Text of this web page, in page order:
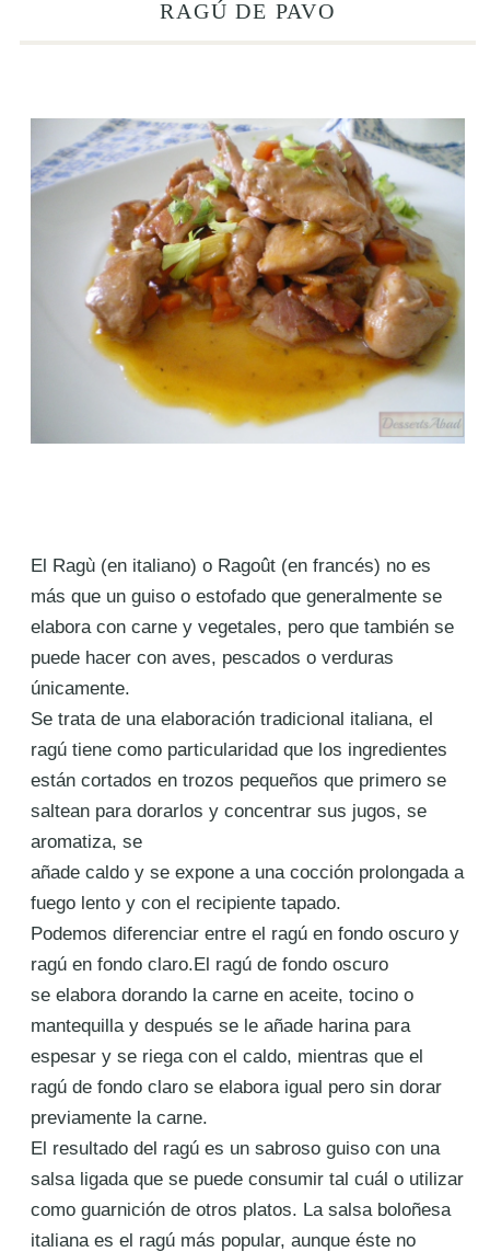
RAGÚ DE PAVO
El Ragù (en italiano) o Ragoût (en francés) no es
más que un guisoo estofado que generalmente se
elabora con carne y vegetales, pero que también se
puede hacer con aves, pescados o verduras
únicamente.
Se trata de una elaboración tradicional italiana, el
ragú tiene como particularidad que los ingredientes
estáncortados en trozos pequeños que primero se
saltean para dorarlos y concentrar sus jugos, se
aromatiza, se
añade caldo y se expone a una cocción prolongada a
fuego lento y con el recipiente tapado.
Podemos diferenciar entre el ragú en fondo oscuro y
ragú en fondo claro.El ragú de fondo oscuro
seelabora dorando la carne en aceite, tocino o
mantequilla y después se le añade harina para
espesar y se riegacon el caldo, mientras que el
ragú de fondo claro se elabora igual pero sin dorar
previamente la carne.
El resultado del ragú es un sabroso guiso con una
salsa ligada que se puede consumir tal cuál o utilizar
comoguarnición de otros platos. La salsa boloñesa
italiana es el ragú más popular, aunque éste no